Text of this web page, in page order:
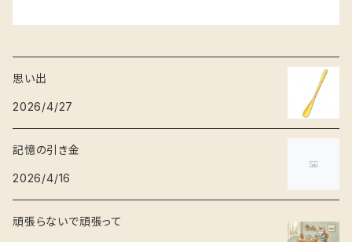
思い出
2026/4/27
記憶の引き金
2026/4/16
頑張らないで頑張って